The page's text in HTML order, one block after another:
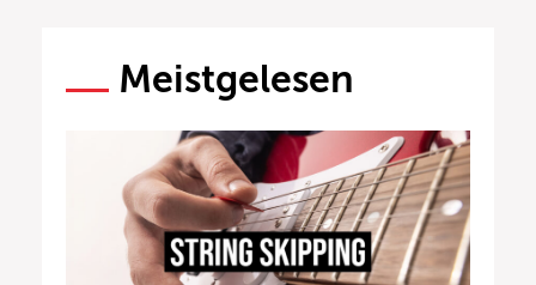
Meistgelesen